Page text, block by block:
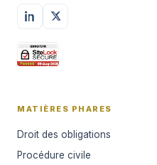
MATIÈRES PHARES
Droit des obligations
Procédure civile